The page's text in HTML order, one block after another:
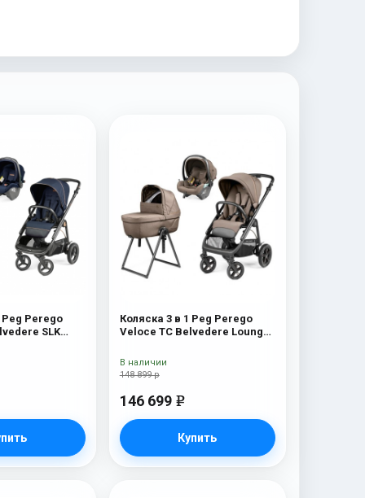
Peg Perego
SLK
Коляска 3 в 1 Peg Perego
Veloce TC Belvedere Lounge
148 899 р
146 699 e
Купить
В наличии